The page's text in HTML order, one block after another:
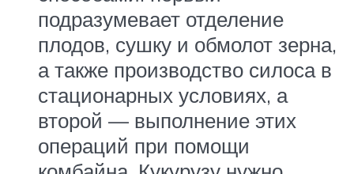
подразумевает отделение
плодов, сушку и обмолот зерна,
а также производство силоса в
стационарных условиях, а
второй — выполнение этих
операций при помощи